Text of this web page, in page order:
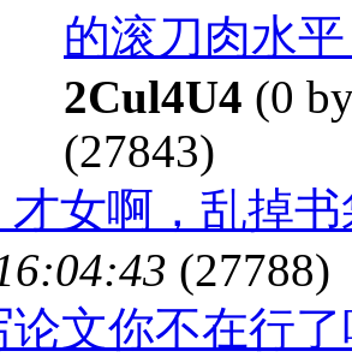
的滚刀肉水
2Cul4U4 (0
(27843)
才女啊，乱掉
(27788)
论文你不在行